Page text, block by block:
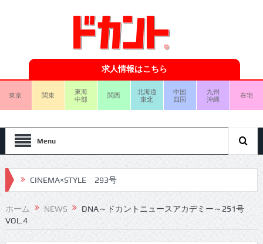
求人情報はこちら
東京 関東
東海
中部
関西
北海道
東北
中国
四国
九州
沖縄
在宅
Menu
CINEMA×STYLE 293号
CINEMA×STYLE 292号
CINEMA×STYLE 291号
ホーム NEWS
DNA～ドカントニュースアカデミー～251号
VOL.4